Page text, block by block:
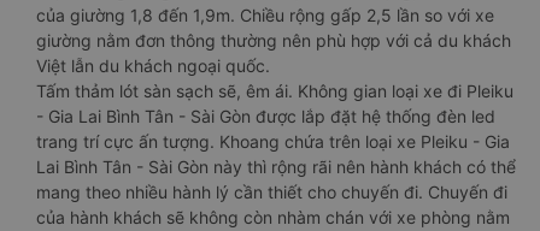
của giường 1,8 đến 1,9m. Chiều rộng gấp 2,5 lần so với xe
giường nằm đơn thông thường nên phù hợp với cả du khách
Việt lẫn du khách ngoại quốc.
Tấm thảm lót sàn sạch sẽ, êm ái. Không gian loại xe đi Pleiku
- Gia Lai Bình Tân - Sài Gòn được lắp đặt hệ thống đèn led
trang trí cực ấn tượng. Khoang chứa trên loại xe Pleiku - Gia
Lai Bình Tân - Sài Gòn này thì rộng rãi nên hành khách có thể
mang theo nhiều hành lý cần thiết cho chuyến đi. Chuyến đi
của hành khách sẽ không còn nhàm chán với xe phòng nằm